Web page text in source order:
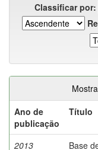
Classificar por:
Ano de
publicação
Título
2013
Base